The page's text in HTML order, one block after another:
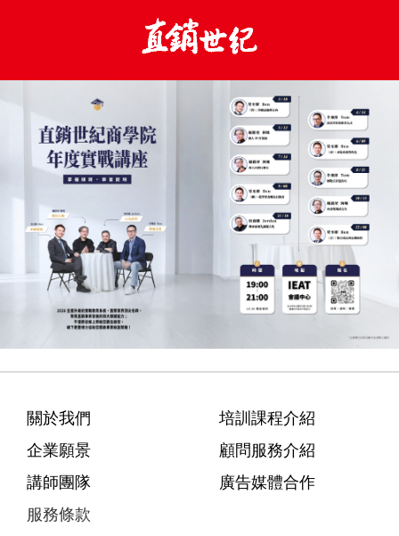
關於我們
企業願景
講師團隊
服務條款
培訓課程介紹
顧問服務介紹
廣告媒體合作